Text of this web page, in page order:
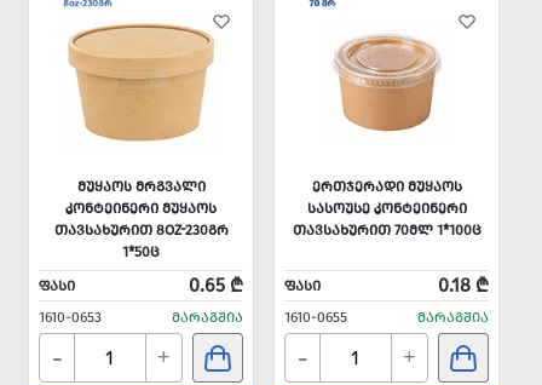
ᲛᲣᲧᲐᲝᲡ ᲛᲠᲒᲕᲐᲚᲘ
ᲙᲝᲜᲢᲔᲘᲜᲔᲠᲘ ᲛᲣᲧᲐᲝᲡ
ᲗᲐᲕᲡᲐᲮᲣᲠᲘᲗ 8OZ-230ᲒᲠ
1*50Ც
ᲤᲐᲡᲘ
0.65 ₾
1610-0653 ᲛᲐᲠᲐᲒᲨᲘᲐ
- +
ᲔᲠᲗᲯᲔᲠᲐᲓᲘ ᲛᲣᲧᲐᲝᲡ
ᲡᲐᲡᲝᲣᲡᲔ ᲙᲝᲜᲢᲔᲘᲜᲔᲠᲘ
ᲗᲐᲕᲡᲐᲮᲣᲠᲘᲗ 70ᲛᲚ 1*100Ც
ᲤᲐᲡᲘ 0.18 ₾
1610-0655 ᲛᲐᲠᲐᲒᲨᲘᲐ
- +